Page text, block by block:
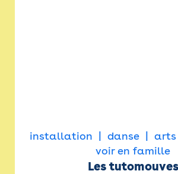
installation danse arts
voir en famille
Les tutomouves